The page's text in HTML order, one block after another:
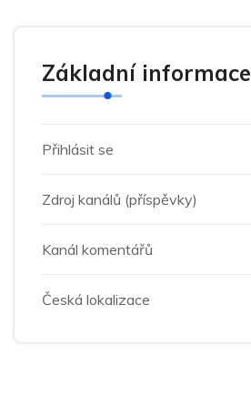
Základní informace
Přihlásit se
Zdroj kanálů (příspěvky)
Kanál komentářů
Česká lokalizace